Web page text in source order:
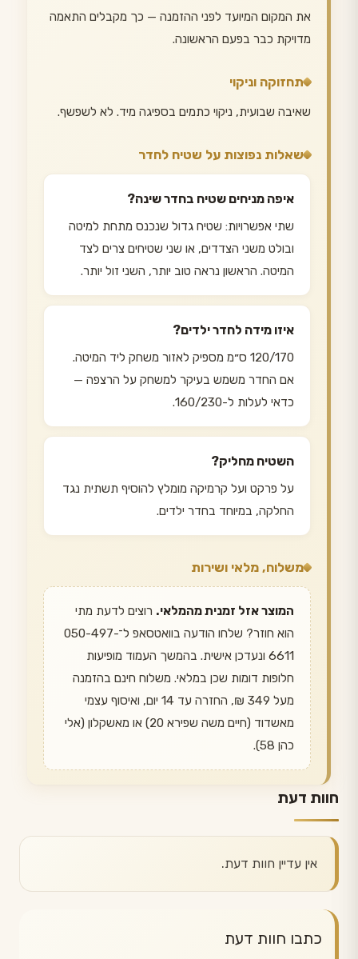
את המקום המיועד לפני ההזמנה — כך מקבלים התאמה
מדויקת כבר בפעם הראשונה.
תחזוקה וניקוי
שאיבה שבועית, ניקוי כתמים בספיגה מיד. לא לשפשף.
שאלות נפוצות על שטיח לחדר
איפה מניחים שטיח בחדר שינה?
שתי אפשרויות: שטיח גדול שנכנס מתחת למיטה
ובולט משני הצדדים, או שני שטיחים צרים לצד
המיטה. הראשון נראה טוב יותר, השני זול יותר.
איזו מידה לחדר ילדים?
120/170 ס״מ מספיק לאזור משחק ליד המיטה.
אם החדר משמש בעיקר למשחק על הרצפה —
כדאי לעלות ל-160/230.
השטיח מחליק?
על פרקט ועל קרמיקה מומלץ להוסיף תשתית נגד
החלקה, במיוחד בחדר ילדים.
משלוח, מלאי ושירות
המוצר אזל זמנית מהמלאי. רוצים לדעת מתי
הוא חוזר? שלחו הודעה בוואטסאפ ל־050-497-
6611 ונעדכן אישית. בהמשך העמוד מופיעות
חלופות דומות שכן במלאי. משלוח חינם בהזמנה
מעל 349 ₪, החזרה עד 14 יום, ואיסוף עצמי
מאשדוד (חיים משה שפירא 20) או מאשקלון (אלי
כהן 58).
חוות דעת
אין עדיין חוות דעת.
כתבו חוות דעת